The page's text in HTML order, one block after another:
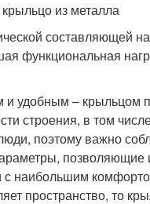
из металла
составляющей
функциональная
и удобным – крыльцом
строения, в том
поэтому важно
позволяющие
с наибольшим
пространство, то